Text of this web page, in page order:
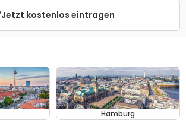
Jetzt kostenlos eintragen
Hamburg